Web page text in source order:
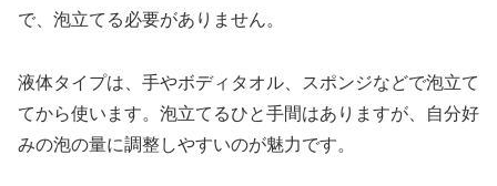
で、泡立てる必要がありません。
液体タイプは、手やボディタオル、スポンジなどで泡立て
てから使います。泡立てるひと手間はありますが、自分好
みの泡の量に調整しやすいのが魅力です。